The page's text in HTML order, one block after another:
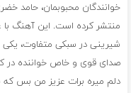
خوانندگان محبوبمان، حامد
منتشر کرده است. این آهنگ
شیرینی در سبکی متفاوت، یکی
صدای قوی و خاص خواننده در
دلم میره برات عزیز من بس که